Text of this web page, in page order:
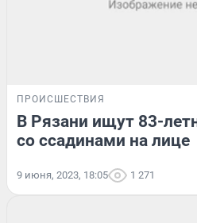
ПРОИСШЕСТВИЯ
В Рязани ищут 83-
со ссадинами на лице
9 июня, 2023, 18:05 1 271